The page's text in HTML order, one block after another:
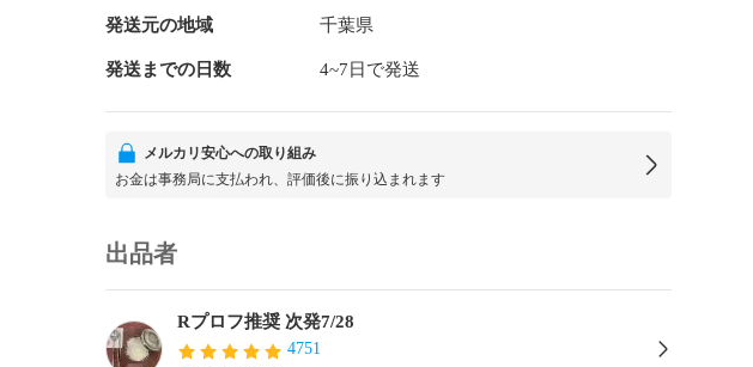
発送元の地域 千葉県
発送までの日数 4~7日で発送
メルカリ安心への取り組み
お金は事務局に支払われ、評価後に振り込まれます
出品者
Rプロフ推奨 次発7/28
4751